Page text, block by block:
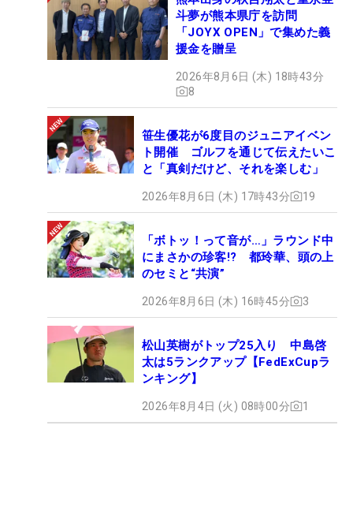
斗夢が熊本県庁を訪問
「JOYX OPEN」で集めた義
援金を贈呈
2026年8月6日 (木) 18時43分
8
笹生優花が6度目のジュニアイベン
ト開催 ゴルフを通じて伝えたいこ
と「真剣だけど、それを楽しむ」
2026年8月6日 (木) 17時43分 19
「ボトッ！って音が…」ラウンド中
にまさかの珍客!? 都玲華、頭の上
のセミと“共演”
2026年8月6日 (木) 16時45分 3
松山英樹がトップ25入り 中島啓
太は5ランクアップ【FedExCupラ
ンキング】
2026年8月4日 (火) 08時00分 1